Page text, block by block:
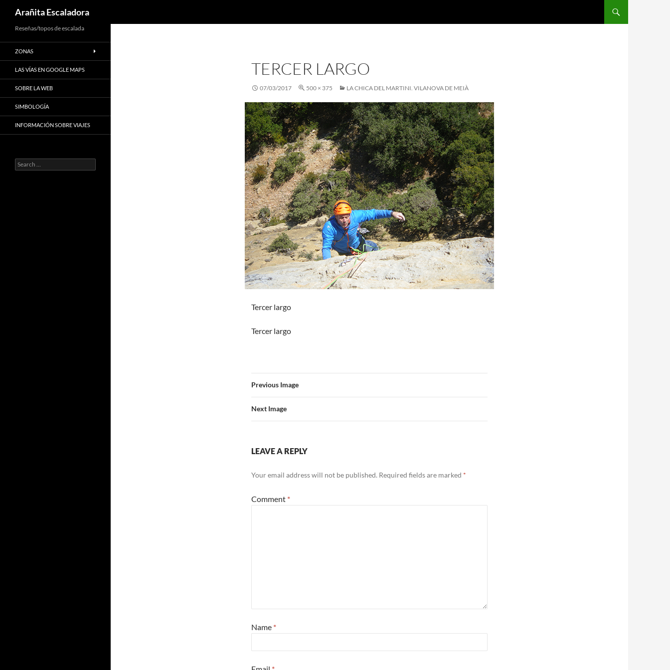
to
content
Arañita Escaladora
TERCER LARGO
07/03/2017 500 × 375 LA CHICA DEL MARTINI. VILANOVA DE MEIÀ
Tercer largo
Tercer largo
Previous Image
Next Image
LEAVE A REPLY
Your email address will not be published. Required fields are marked *
Comment *
Name *
Reseñas/topos de escalada
ZONAS
LAS VÍAS EN GOOGLE MAPS
SOBRE LA WEB
SIMBOLOGÍA
INFORMACIÓN SOBRE VIAJES
Search
for: